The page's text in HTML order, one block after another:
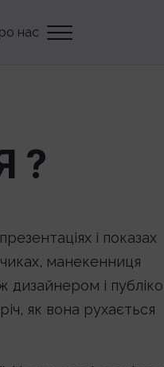
нас
?
і показах
манекенниця
дизайнером і
як вона рухається